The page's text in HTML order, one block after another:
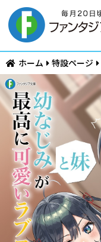
ホーム 特設ページ